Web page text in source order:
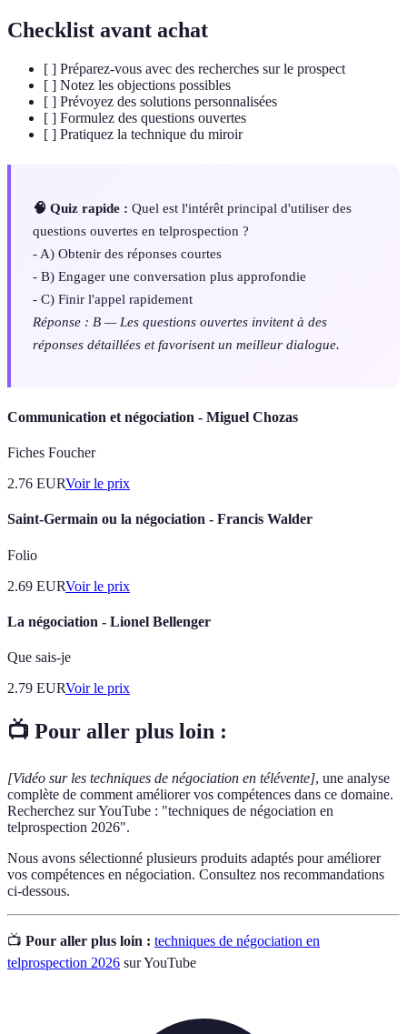
Checklist avant achat
[ ] Préparez-vous avec des recherches sur le prospect
[ ] Notez les objections possibles
[ ] Prévoyez des solutions personnalisées
[ ] Formulez des questions ouvertes
[ ] Pratiquez la technique du miroir
🧠 Quiz rapide : Quel est l'intérêt principal d'utiliser des
questions ouvertes en telprospection ?
- A) Obtenir des réponses courtes
- B) Engager une conversation plus approfondie
- C) Finir l'appel rapidement
Réponse : B — Les questions ouvertes invitent à des
réponses détaillées et favorisent un meilleur dialogue.
Communication et négociation - Miguel Chozas
Fiches Foucher
2.76 EURVoir le prix
Saint-Germain ou la négociation - Francis Walder
Folio
2.69 EURVoir le prix
La négociation - Lionel Bellenger
Que sais-je
2.79 EURVoir le prix
📺 Pour aller plus loin :
[Vidéo sur les techniques de négociation en télévente], une analyse
complète de comment améliorer vos compétences dans ce domaine.
Recherchez sur YouTube : "techniques de négociation en
telprospection 2026".
Nous avons sélectionné plusieurs produits adaptés pour améliorer
vos compétences en négociation. Consultez nos recommandations
ci-dessous.
📺 Pour aller plus loin : techniques de négociation en
telprospection 2026 sur YouTube